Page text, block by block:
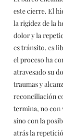
este cierre. El
la rigidez de la
dolor y la
es tránsito, es
el proceso ha
atravesado su
traumas y
reconciliación
termina, no con
sino con la
atrás la